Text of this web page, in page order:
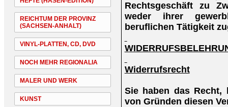
REICHTUM DER PROVINZ
(SACHSEN-ANHALT)
VINYL-PLATTEN, CD, DVD
NOCH MEHR REGIONALIA
MALER UND WERK
KUNST
Rechtsgeschäft zu
weder ihrer
beruflichen Tätigkeit
Widerrufsrecht
Sie haben das Recht,
von Gründen diesen